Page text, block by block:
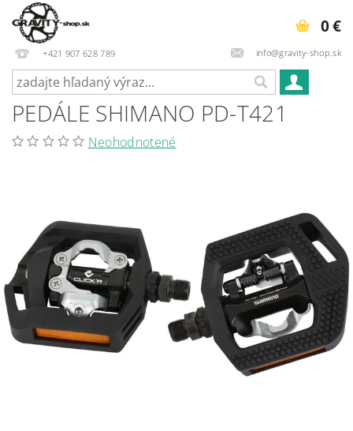
+421 907 628 789 info@gravity-shop.sk
0 €
PEDÁLE SHIMANO PD-T421
Neohodnotené